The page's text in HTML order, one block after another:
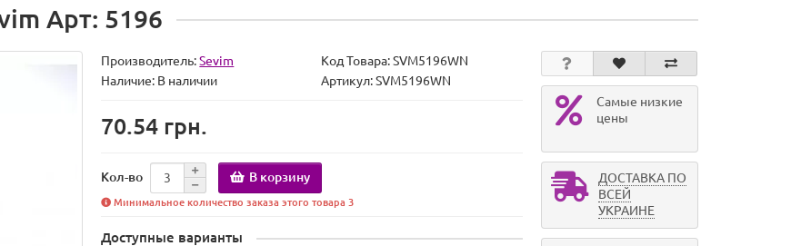
Арт: 5196
Производитель:Sevim Код Товара:SVM5196WN
Наличие: В наличии Артикул: SVM5196WN
70.54 грн.
Кол-во В корзину
Минимальное количество заказа этого товара 3
Доступные варианты
Самые низкие
цены
ДОСТАВКА ПО
ВСЕЙ
УКРАИНЕ